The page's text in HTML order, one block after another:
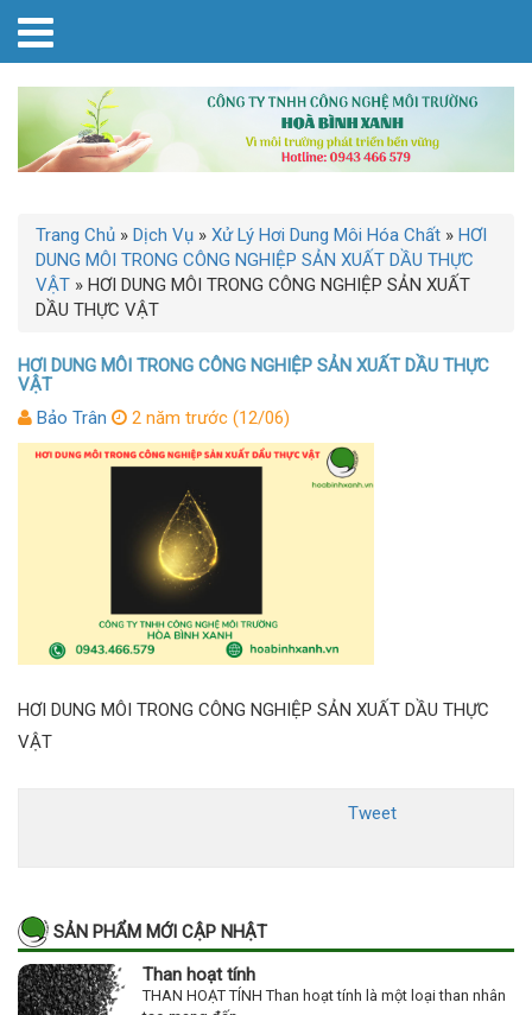
Trang Chủ » Dịch Vụ » Xử Lý Hơi Dung Môi Hóa Chất » HƠI
DUNG MÔI TRONG CÔNG NGHIỆP SẢN XUẤT DẦU THỰC
VẬT » HƠI DUNG MÔI TRONG CÔNG NGHIỆP SẢN XUẤT
DẦU THỰC VẬT
HƠI DUNG MÔI TRONG CÔNG NGHIỆP SẢN XUẤT DẦU THỰC
VẬT
Bảo Trân
2 năm trước (12/06)
HƠI DUNG MÔI TRONG CÔNG NGHIỆP SẢN XUẤT DẦU THỰC
VẬT
Tweet
SẢN PHẨM MỚI CẬP NHẬT
Than hoạt tính
THAN HOẠT TÍNH Than hoạt tính là một loại than nhân